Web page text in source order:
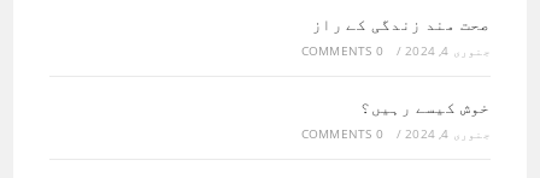
صحت مند زندگی کے راز
جنوری 4, 2024 /
0 COMMENTS
خوش کیسے رہیں؟
جنوری 4, 2024 /
0 COMMENTS